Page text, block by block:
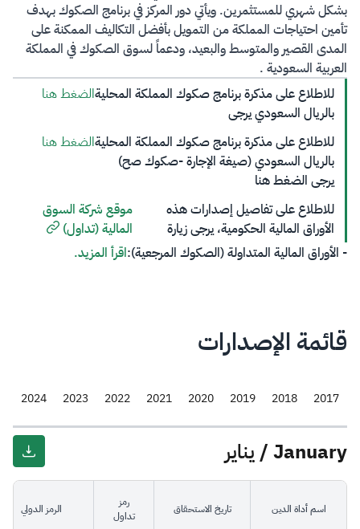
بشكل شهري للمستثمرين. ويأتي دور المركز في برنامج الصكوك بهدف
تأمين احتياجات المملكة من التمويل بأفضل التكاليف الممكنة على
المدى القصير والمتوسط والبعيد، ودعماً لسوق الصكوك في المملكة
العربية السعودية ​.
للاطلاع على مذكرة برنامج صكوك المملكة المحلية
بالريال السعودي​ يرجى
الضغط هنا
للاطلاع على مذكرة برنامج صكوك المملكة المحلية
بالريال السعودي (صيغة الإجارة -صكوك صح)​
يرجى الضغط هنا​​
الضغط هنا
للاطلاع​ على تفاصيل إصدارات هذه
الأوراق المالية الحكومية، يرجى زيارة
موقع شركة السوق
المالية (تداول)
- الأوراق المالية المتداولة (الصكوك المرجعية):اقرأ المزيد.
قائمة الإصدارات
2017
2018
2019
2020
2021
2022
2023
2024
January / يناير
اسم أداة الدين تاريخ الاستحقاق
رمز
تداول
الرمز الدولي